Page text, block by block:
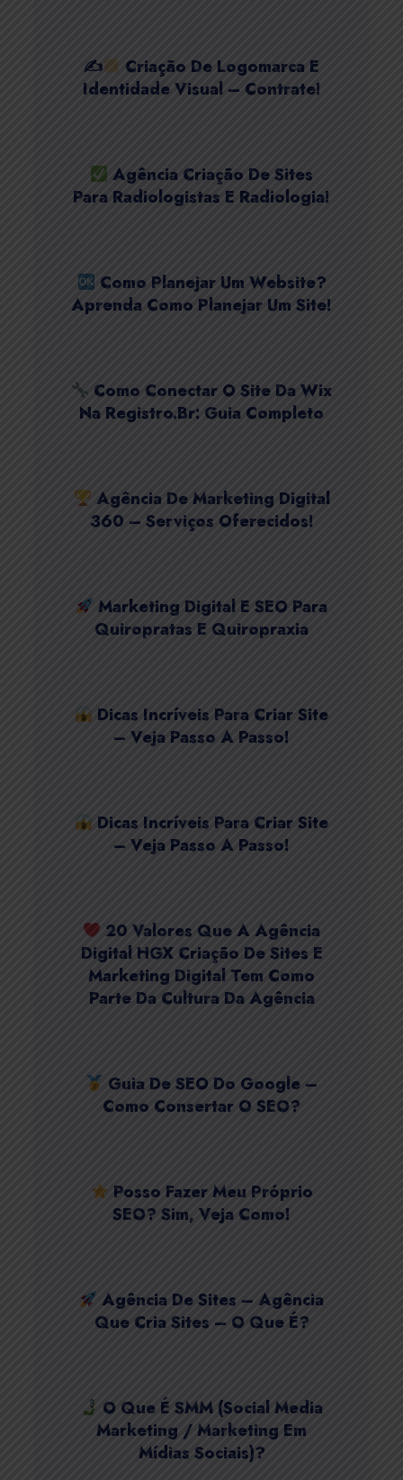
✍
Criação De Logomarca E
Identidade Visual – Contrate!
Agência Criação De Sites
Para Radiologistas E Radiologia!
Como Planejar Um Website?
Aprenda Como Planejar Um Site!
Como Conectar O Site Da Wix
Na Registro.Br: Guia Completo
Agência De Marketing Digital
360 – Serviços Oferecidos!
Marketing Digital E SEO Para
Quiropratas E Quiropraxia
Dicas Incríveis Para Criar Site
– Veja Passo A Passo!
Dicas Incríveis Para Criar Site
– Veja Passo A Passo!
20 Valores Que A Agência
Digital HGX Criação De Sites E
Marketing Digital Tem Como
Parte Da Cultura Da Agência
Guia De SEO Do Google –
Como Consertar O SEO?
Posso Fazer Meu Próprio
SEO? Sim, Veja Como!
Agência De Sites – Agência
Que Cria Sites – O Que É?
O Que É SMM (Social Media
Marketing / Marketing Em
Mídias Sociais)?